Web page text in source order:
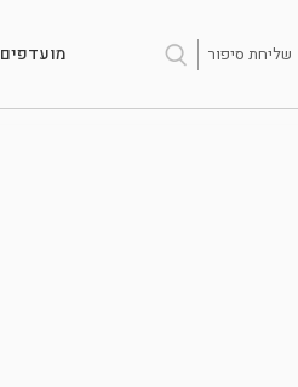
שליחת סיפור מועדפים